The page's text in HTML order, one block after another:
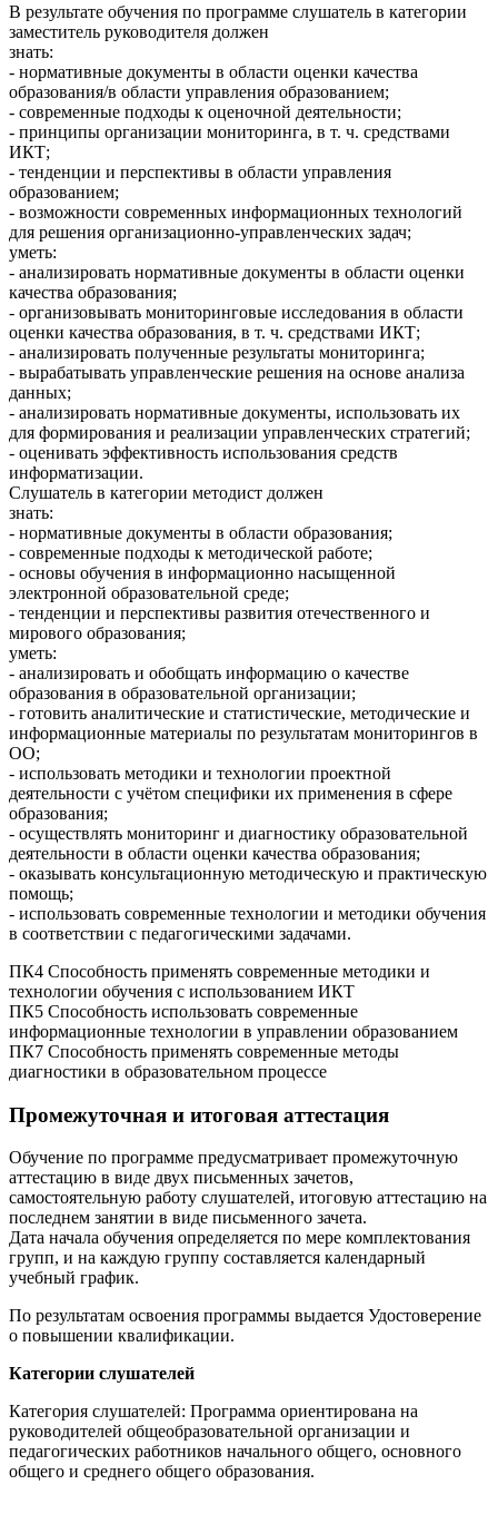
В результате обучения по программе слушатель в категории
заместитель руководителя должен
знать:
- нормативные документы в области оценки качества
образования/в области управления образованием;
- современные подходы к оценочной деятельности;
- принципы организации мониторинга, в т. ч. средствами
ИКТ;
- тенденции и перспективы в области управления
образованием;
- возможности современных информационных технологий
для решения организационно-управленческих задач;
уметь:
- анализировать нормативные документы в области оценки
качества образования;
- организовывать мониторинговые исследования в области
оценки качества образования, в т. ч. средствами ИКТ;
- анализировать полученные результаты мониторинга;
- вырабатывать управленческие решения на основе анализа
данных;
- анализировать нормативные документы, использовать их
для формирования и реализации управленческих стратегий;
- оценивать эффективность использования средств
информатизации.
Слушатель в категории методист должен
знать:
- нормативные документы в области образования;
- современные подходы к методической работе;
- основы обучения в информационно насыщенной
электронной образовательной среде;
- тенденции и перспективы развития отечественного и
мирового образования;
уметь:
- анализировать и обобщать информацию о качестве
образования в образовательной организации;
- готовить аналитические и статистические, методические и
информационные материалы по результатам мониторингов в
ОО;
- использовать методики и технологии проектной
деятельности с учётом специфики их применения в сфере
образования;
- осуществлять мониторинг и диагностику образовательной
деятельности в области оценки качества образования;
- оказывать консультационную методическую и практическую
помощь;
- использовать современные технологии и методики обучения
в соответствии с педагогическими задачами.
ПК4 Способность применять современные методики и
технологии обучения с использованием ИКТ
ПК5 Способность использовать современные
информационные технологии в управлении образованием
ПК7 Способность применять современные методы
диагностики в образовательном процессе
Промежуточная и итоговая аттестация
Обучение по программе предусматривает промежуточную
аттестацию в виде двух письменных зачетов,
самостоятельную работу слушателей, итоговую аттестацию на
последнем занятии в виде письменного зачета.
Дата начала обучения определяется по мере комплектования
групп, и на каждую группу составляется календарный
учебный график.
По результатам освоения программы выдается Удостоверение
о повышении квалификации.
Категории слушателей
Категория слушателей: Программа ориентирована на
руководителей общеобразовательной организации и
педагогических работников начального общего, основного
общего и среднего общего образования.